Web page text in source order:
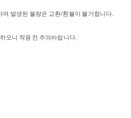
여 발생된 불량은 교환/환불이 불가합니다.
오니 착용 전 주의바랍니다.